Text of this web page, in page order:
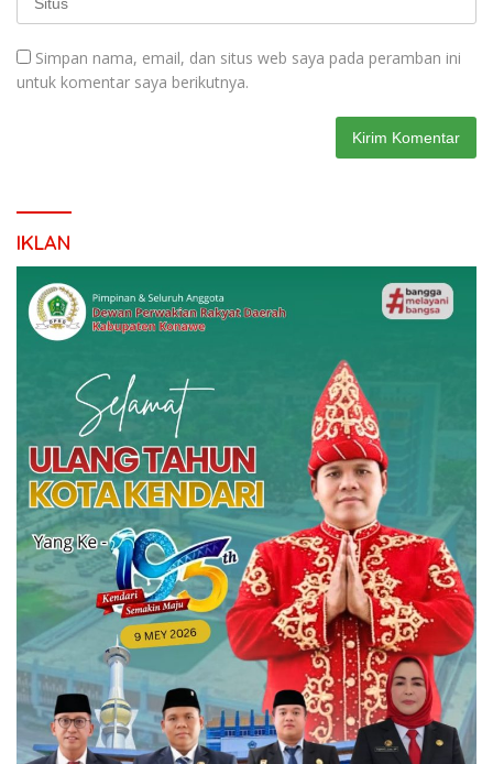
Simpan nama, email, dan situs web saya pada peramban ini
untuk komentar saya berikutnya.
IKLAN